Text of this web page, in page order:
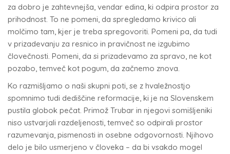
za dobro je zahtevnejša, vendar edina, ki odpira prostor za
prihodnost. To ne pomeni, da spregledamo krivico ali
molčimo tam, kjer je treba spregovoriti. Pomeni pa, da tudi
v prizadevanju za resnico in pravičnost ne izgubimo
človečnosti. Pomeni, da si prizadevamo za spravo, ne kot
pozabo, temveč kot pogum, da začnemo znova.
Ko razmišljamo o naši skupni poti, se z hvaležnostjo
spomnimo tudi dediščine reformacije, ki je na Slovenskem
pustila globok pečat. Primož Trubar in njegovi somišljeniki
niso ustvarjali razdeljenosti, temveč so odpirali prostor
razumevanja, pismenosti in osebne odgovornosti. Njihovo
delo je bilo usmerjeno v človeka – da bi vsakdo mogel